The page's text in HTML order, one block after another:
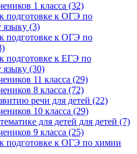
1 класса (32)
подготовке к ОГЭ по
языку (3)
подготовке к ОГЭ по
подготовке к ЕГЭ по
языку (30)
11 класса (29)
8 класса (72)
речи для детей (22)
10 класса (29)
для детей для детей (7)
9 класса (25)
подготовке к ОГЭ по химии